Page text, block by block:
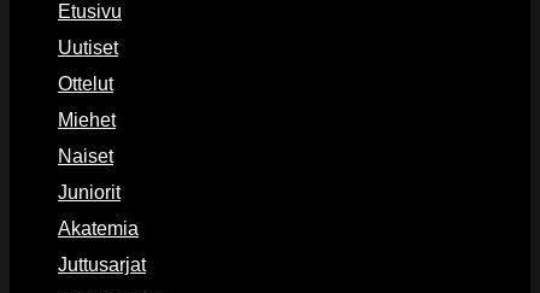
Etusivu
Uutiset
Ottelut
Miehet
Naiset
Juniorit
Akatemia
Juttusarjat